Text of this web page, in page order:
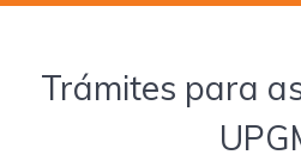
Trámites para